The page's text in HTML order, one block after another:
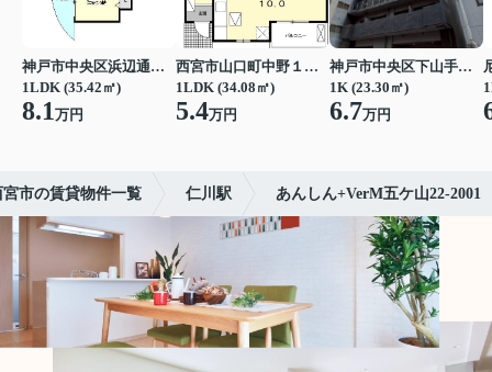
神戸市中央区浜辺通３丁目
1LDK (35.42㎡)
8.1万円
西宮市山口町中野１丁目
1LDK (34.08㎡)
5.4万円
神戸市中央区下山手通７丁目
1K (23.30㎡)
6.7万円
宮市の賃貸物件一覧 仁川駅 あんしん+VerM五ケ山22-2001